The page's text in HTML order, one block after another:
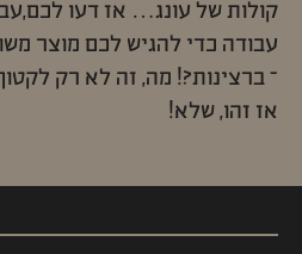
קולות של עונג… אז דעו
עבודה כדי להגיש לכם מוצר
– ברצינות?! מה, זה לא רק
אז זהו, שלא!